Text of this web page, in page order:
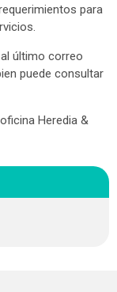
para
último correo
puede consultar
Heredia &